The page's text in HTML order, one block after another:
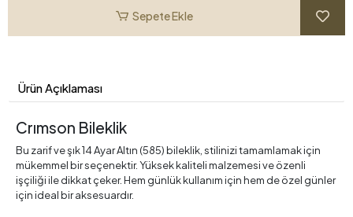
Sepete Ekle
Ürün Açıklaması
Crımson Bileklik
Bu zarif ve şık 14 Ayar Altın (585) bileklik, stilinizi tamamlamak için
mükemmel bir seçenektir. Yüksek kaliteli malzemesi ve özenli
işçiliği ile dikkat çeker. Hem günlük kullanım için hem de özel günler
için ideal bir aksesuardır.